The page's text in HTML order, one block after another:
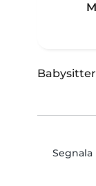
Babysitter